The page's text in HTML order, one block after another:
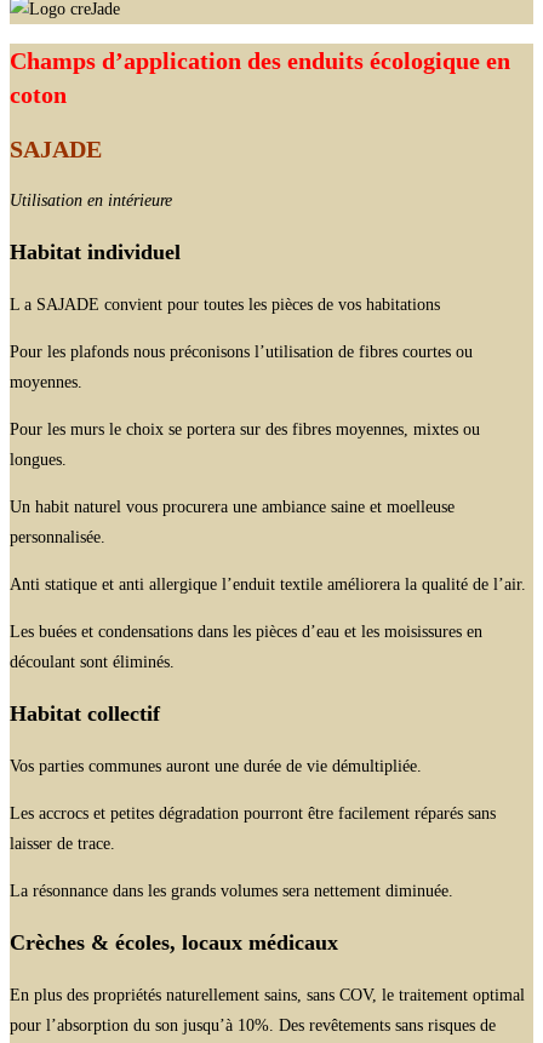
Champs d’application des enduits écologique en
coton
SAJADE
Utilisation en intérieure
Habitat individuel
L a SAJADE convient pour toutes les pièces de vos habitations
Pour les plafonds nous préconisons l’utilisation de fibres courtes ou
moyennes.
Pour les murs le choix se portera sur des fibres moyennes, mixtes ou
longues.
Un habit naturel vous procurera une ambiance saine et moelleuse
personnalisée.
Anti statique et anti allergique l’enduit textile améliorera la qualité de l’air.
Les buées et condensations dans les pièces d’eau et les moisissures en
découlant sont éliminés.
Habitat collectif
Vos parties communes auront une durée de vie démultipliée.
Les accrocs et petites dégradation pourront être facilement réparés sans
laisser de trace.
La résonnance dans les grands volumes sera nettement diminuée.
Crèches & écoles, locaux médicaux
En plus des propriétés naturellement sains, sans COV, le traitement optimal
pour l’absorption du son jusqu’à 10%. Des revêtements sans risques de